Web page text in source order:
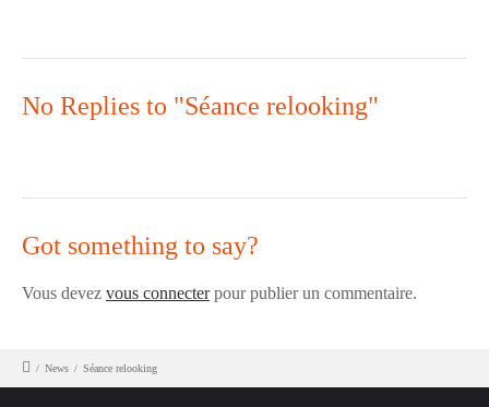
No Replies to "Séance relooking"
Got something to say?
Vous devez vous connecterpour publier un commentaire.
/ News / Séance relooking